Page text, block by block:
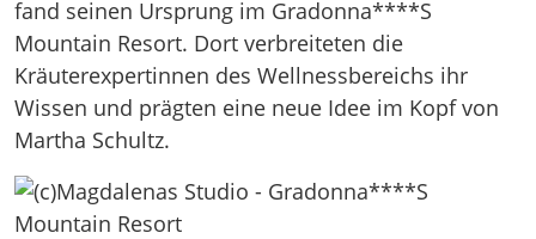
fand seinen Ursprung im Gradonna****S
Mountain Resort. Dort verbreiteten die
Kräuterexpertinnen des Wellnessbereichs ihr
Wissen und prägten eine neue Idee im Kopf von
Martha Schultz.